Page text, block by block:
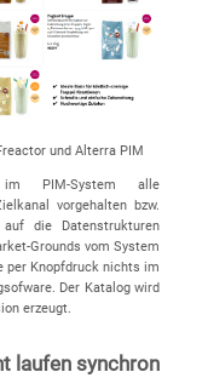
und Alterra PIM
PIM-System alle
vorgehalten bzw.
die Datenstrukturen
Grounds vom System
per Knopfdruck nichts im
Der Katalog wird
erzeugt.
laufen synchron